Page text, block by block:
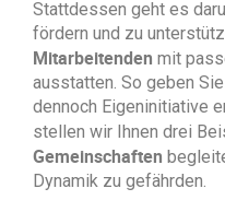
Stattdessen geht es
fördern und zu
Mitarbeitenden mit
ausstatten. So geben
dennoch Eigeninitiative
stellen wir Ihnen drei
Gemeinschaften
Dynamik zu gefährden.